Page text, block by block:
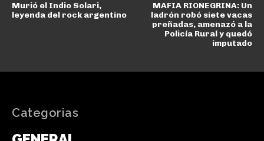
Murió el Indio Solari,
leyenda del rock argentino
MAFIA RIONEGRINA: Un
ladrón robó siete vacas
preñadas, amenazó a la
Policía Rural y quedó
imputado
Categorias